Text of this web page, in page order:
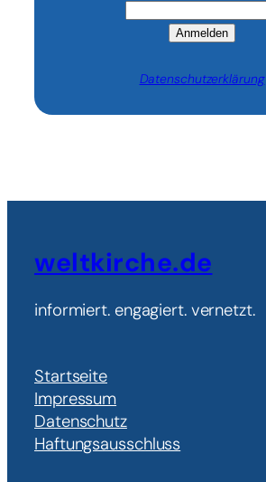
Anmelden
Datenschutzerklärung
weltkirche.de
informiert. engagiert. vernetzt.
Startseite
Impressum
Datenschutz
Haftungsausschluss